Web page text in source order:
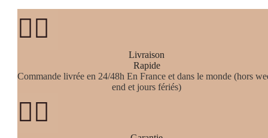

Livraison
Rapide
Commande livrée en 24/48h En France et dans le monde (hors
end et jours fériés)
